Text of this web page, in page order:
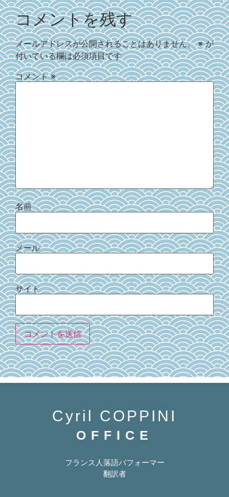
コメントを残す
メールアドレスが公開されることはありません。 ※が
付いている欄は必須項目です
コメント※
名前
メール
サイト
Cyril COPPINI
OFFICE
フランス人落語パフォーマー
翻訳者